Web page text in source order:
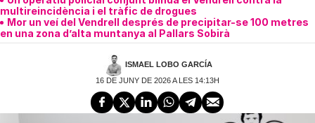
multireincidència i el tràfic de drogues
Mor un veí del Vendrell després de precipitar-se 100 metres
en una zona d’alta muntanya al Pallars Sobirà
ISMAEL LOBO GARCÍA
16 DE JUNY DE 2026 A LES 14:13H